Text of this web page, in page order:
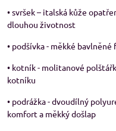
• svršek – italská kůže
dlouhou životnost
• podšívka - měkké bavlněné
• kotník - molitanové
kotníku
• podrážka - dvoudílný
komfort a měkký došlap